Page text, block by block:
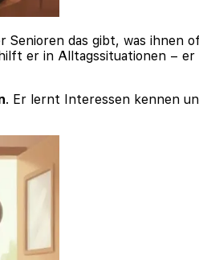
Senioren das gibt, was ihnen
er in Alltagssituationen –
. Er lernt Interessen kennen